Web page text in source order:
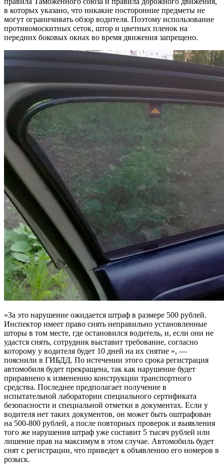
в которых указано, что никакие посторонние предметы не
могут ограничивать обзор водителя. Поэтому использование
противомоскитных сеток, штор и цветных пленок на
передних боковых окнах во время движения запрещено.
«За это нарушение ожидается штраф в размере 500 рублей.
Инспектор имеет право снять неправильно установленные
шторы в том месте, где остановился водитель, и, если они не
удастся снять, сотрудник выставит требование, согласно
которому у водителя будет 10 дней на их снятие », —
пояснили в ГИБДД. По истечении этого срока регистрация
автомобиля будет прекращена, так как нарушение будет
приравнено к изменению конструкции транспортного
средства. Последнее предполагает получение в
испытательной лаборатории специального сертификата
безопасности и специальной отметки в документах. Если у
водителя нет таких документов, он может быть оштрафован
на 500-800 рублей, а после повторных проверок и выявления
того же нарушения штраф уже составит 5 тысяч рублей или
лишение прав на максимум в этом случае. Автомобиль будет
снят с регистрации, что приведет к объявлению его номеров в
розыск.